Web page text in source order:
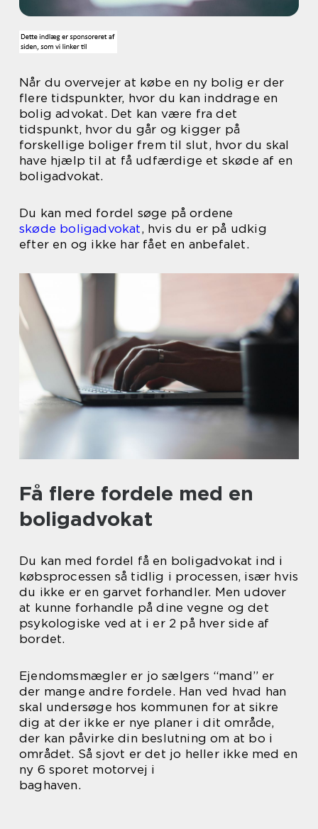
Når du overvejer at købe en ny bolig er der
flere tidspunkter, hvor du kan inddrage en
bolig advokat. Det kan være fra det
tidspunkt, hvor du går og kigger på
forskellige boliger frem til slut, hvor du skal
have hjælp til at få udfærdige et skøde af en
boligadvokat.
Du kan med fordel søge på ordene
skøde boligadvokat, hvis du er på udkig
efter en og ikke har fået en anbefalet.
Få flere fordele med en
boligadvokat
Du kan med fordel få en boligadvokat ind i
købsprocessen så tidlig i processen, især hvis
du ikke er en garvet forhandler. Men udover
at kunne forhandle på dine vegne og det
psykologiske ved at i er 2 på hver side af
bordet.
Ejendomsmægler er jo sælgers “mand” er
der mange andre fordele. Han ved hvad han
skal undersøge hos kommunen for at sikre
dig at der ikke er nye planer i dit område,
der kan påvirke din beslutning om at bo i
området. Så sjovt er det jo heller ikke med en
ny 6 sporet motorvej i
baghaven.